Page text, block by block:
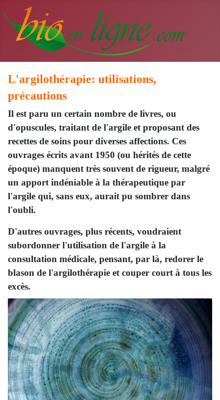
L'argilothérapie: utilisations,
précautions
Il est paru un certain nombre de livres, ou
d'opuscules, traitant de l'argile et proposant des
recettes de soins pour diverses affections. Ces
ouvrages écrits avant 1950 (ou hérités de cette
époque) manquent très souvent de rigueur, malgré
un apport indéniable à la thérapeutique par
l'argile qui, sans eux, aurait pu sombrer dans
l'oubli.
D'autres ouvrages, plus récents, voudraient
subordonner l'utilisation de l'argile à la
consultation médicale, pensant, par là, redorer le
blason de l'argilothérapie et couper court à tous les
excès.